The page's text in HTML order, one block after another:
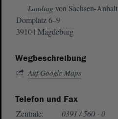
Landtag von Sachsen-Anhalt
Domplatz 6–9
39104 Magdeburg
Wegbeschreibung
Auf Google Maps
Telefon und Fax
Zentrale:
0391 / 560 - 0